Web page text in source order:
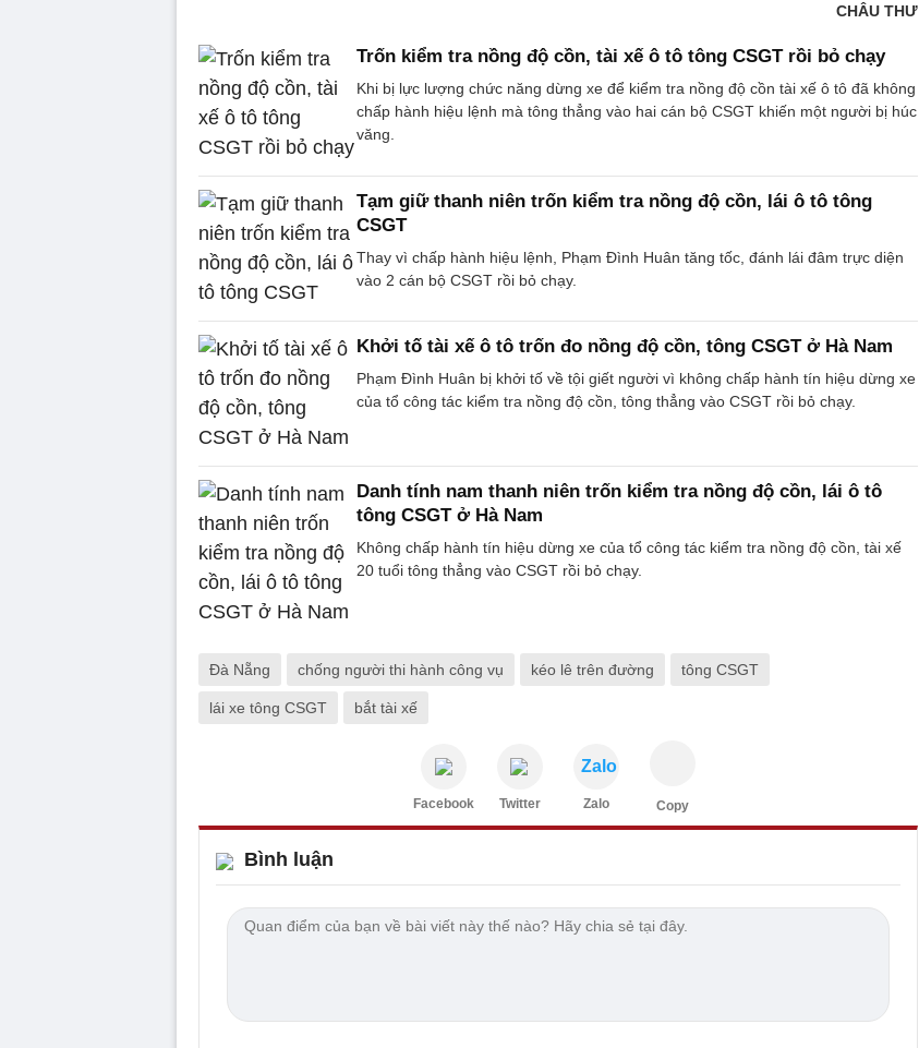
CHÂU THƯ
Trốn kiểm tra nồng độ cồn, tài xế ô tô tông CSGT rồi bỏ chạy
Khi bị lực lượng chức năng dừng xe để kiểm tra nồng độ cồn tài xế ô tô đã không
chấp hành hiệu lệnh mà tông thẳng vào hai cán bộ CSGT khiến một người bị húc
văng.
Tạm giữ thanh niên trốn kiểm tra nồng độ cồn, lái ô tô tông
CSGT
Thay vì chấp hành hiệu lệnh, Phạm Đình Huân tăng tốc, đánh lái đâm trực diện
vào 2 cán bộ CSGT rồi bỏ chạy.
Khởi tố tài xế ô tô trốn đo nồng độ cồn, tông CSGT ở Hà Nam
Phạm Đình Huân bị khởi tố về tội giết người vì không chấp hành tín hiệu dừng xe
của tổ công tác kiểm tra nồng độ cồn, tông thẳng vào CSGT rồi bỏ chạy.
Danh tính nam thanh niên trốn kiểm tra nồng độ cồn, lái ô tô
tông CSGT ở Hà Nam
Không chấp hành tín hiệu dừng xe của tổ công tác kiểm tra nồng độ cồn, tài xế
20 tuổi tông thẳng vào CSGT rồi bỏ chạy.
Đà Nẵng chống người thi hành công vụ kéo lê trên đường tông CSGT
lái xe tông CSGT bắt tài xế
Facebook Twitter
Zalo
Zalo Copy
Bình luận